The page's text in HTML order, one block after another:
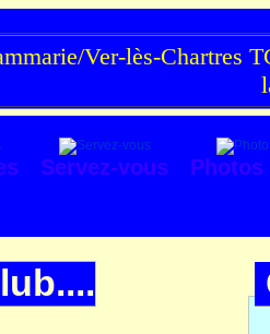
Ver-lès-Chartres
Servez-vous
Photos